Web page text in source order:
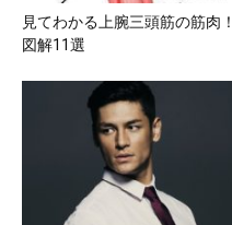
見てわかる上腕三頭筋の筋肉！
図解11選